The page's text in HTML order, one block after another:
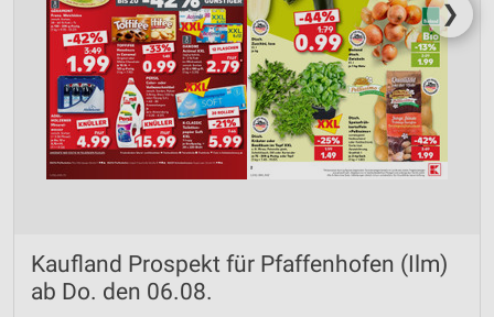
❯
Kaufland Prospekt für Pfaffenhofen (Ilm)
ab Do. den 06.08.